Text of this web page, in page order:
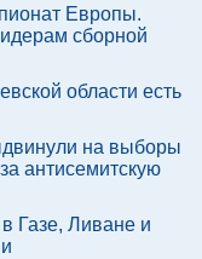
Европы.
сборной
области есть
на выборы
антисемитскую
Газе, Ливане и